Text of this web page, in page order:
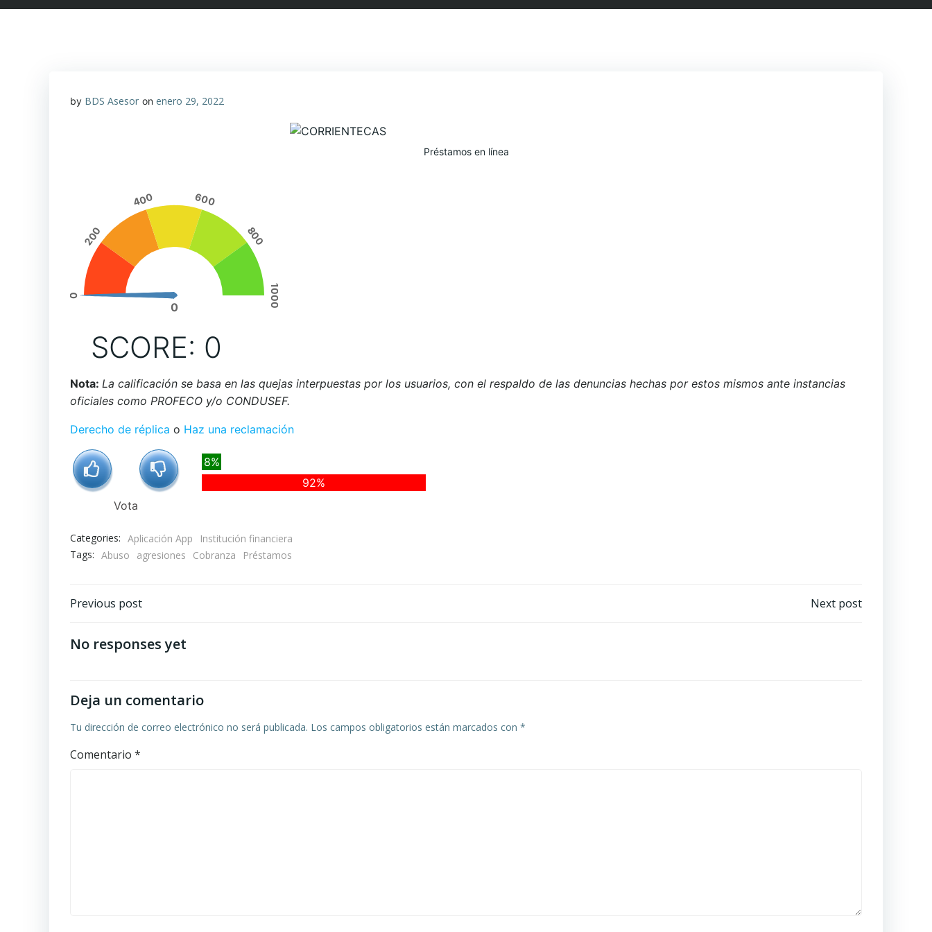
by BDS Asesor on enero 29, 2022
Préstamos en línea
0
200
400 600
800
1000
0
SCORE: 0
Nota: La calificación se basa en las quejas interpuestas por los usuarios, con el respaldo de las denuncias hechas por estos mismos ante instancias
oficiales como PROFECO y/o CONDUSEF.
Derecho de réplica o Haz una reclamación
Vota
8%
92%
Categories: Aplicación App
Institución financiera
Tags: Abuso agresiones Cobranza Préstamos
Navegación
de
Previous post Next post
No responses yet
Deja un comentario
Tu dirección de correo electrónico no será publicada. Los campos obligatorios están marcados con *
Comentario *